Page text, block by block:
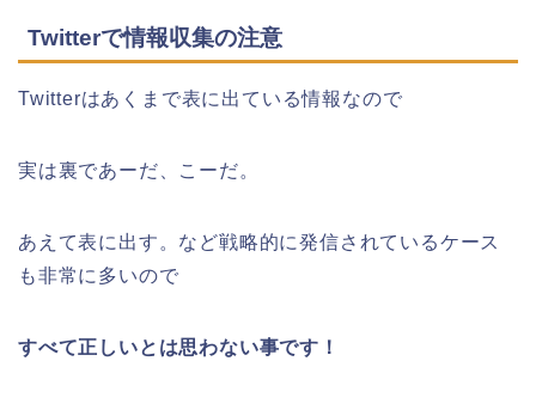
Twitterで情報収集の注意
Twitterはあくまで表に出ている情報なので
実は裏であーだ、こーだ。
あえて表に出す。など戦略的に発信されているケース
も非常に多いので
すべて正しいとは思わない事です！